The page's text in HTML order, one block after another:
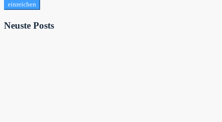
einreichen
Neuste Posts